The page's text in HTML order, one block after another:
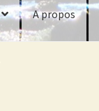
A propos